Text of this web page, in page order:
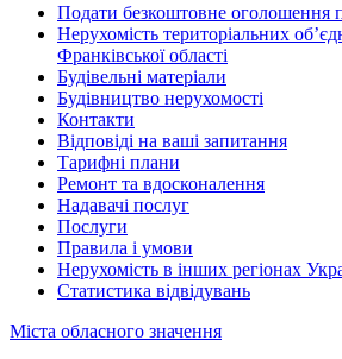
Подати безкоштовне оголошення
Нерухомість територіальних
Франківської області
Будівельні матеріали
Будівництво нерухомості
Контакти
Відповіді на ваші запитання
Тарифні плани
Ремонт та вдосконалення
Надавачі послуг
Послуги
Правила і умови
Нерухомість в інших регіонах
Статистика відвідувань
Міста обласного значення